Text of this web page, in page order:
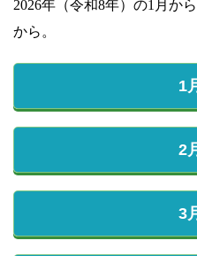
2026年（令和8年）の1月か
から。
1
2
3